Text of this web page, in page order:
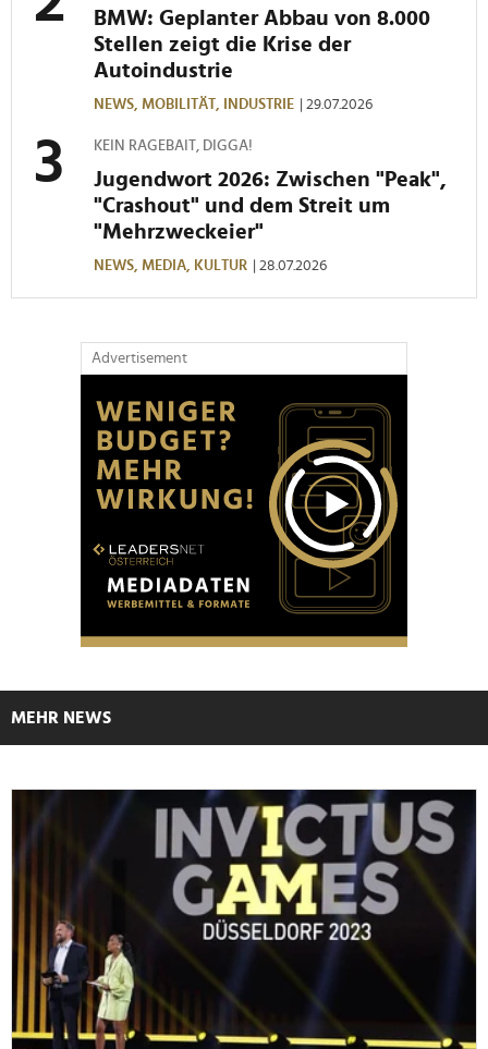
BMW: Geplanter Abbau von 8.000
Stellen zeigt die Krise der
Autoindustrie
NEWS, MOBILITÄT, INDUSTRIE | 29.07.2026
KEIN RAGEBAIT, DIGGA!
Jugendwort 2026: Zwischen "Peak",
"Crashout" und dem Streit um
"Mehrzweckeier"
NEWS, MEDIA, KULTUR | 28.07.2026
Advertisement
MEHR NEWS